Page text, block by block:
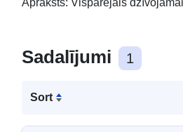
Apraksts: Vispārējais
Sadalījumi 1
Sort